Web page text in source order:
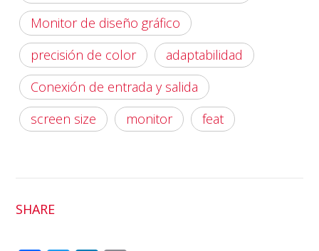
Monitor de diseño gráfico
precisión de color
adaptabilidad
Conexión de entrada y salida
screen size
monitor feat
SHARE